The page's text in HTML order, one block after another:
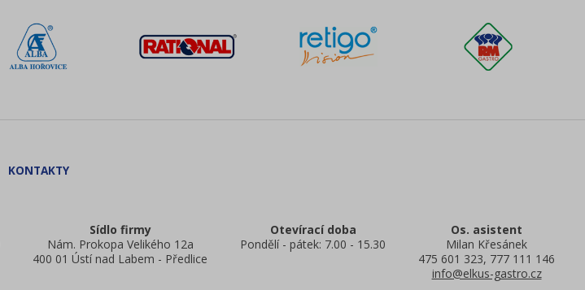
Sídlo firmy
Nám. Prokopa Velikého 12a
400 01 Ústí nad Labem - Předlice
Otevírací doba
Pondělí - pátek: 7.00 - 15.30
Os. asistent
Milan Křesánek
475 601 323, 777 111 146
info@elkus-gastro.cz